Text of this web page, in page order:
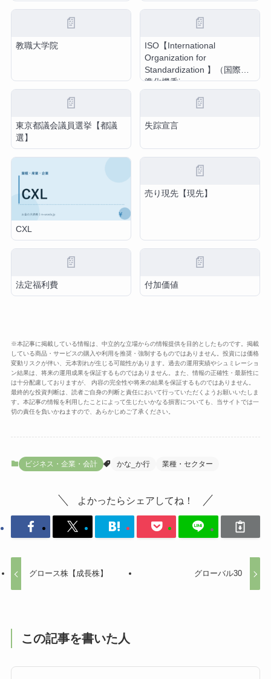
📄
教職大学院
📄
ISO【International
Organization for
Standardization 】（国際標
準化機香j
📄
東京都議会議員選挙【都議
選】
📄
失踪宣言
CXL
📄
売り現先【現先】
📄
法定福利費
📄
付加価値
※本記事に掲載している情報は、中立的な立場からの情報提供を目的としたものです。掲載
している商品・サービスの購入や利用を推奨・強制するものではありません。投資には価格
変動リスクが伴い、元本割れが生じる可能性があります。過去の運用実績やシュミレーショ
ン結果は、将来の運用成果を保証するものではありません。また、情報の正確性・最新性に
は十分配慮しておりますが、 内容の完全性や将来の結果を保証するものではありません。
最終的な投資判断は、読者ご自身の判断と責任において行っていただくようお願いいたしま
す。本記事の情報を利用したことによって生じたいかなる損害についても、当サイトでは一
切の責任を負いかねますので、あらかじめご了承ください。
ビジネス・企業・会計 かな_か行 業種・セクター
よかったらシェアしてね！
グロース株【成長株】 グローバル30
この記事を書いた人